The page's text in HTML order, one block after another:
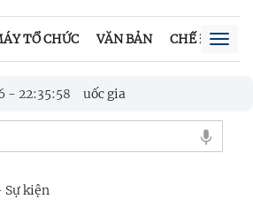
TỔ CHỨC VĂN BẢN CHẾ ĐỘ,
- 22:36:00
Nghề làm gốm ở Sa Huỳnh được
Nghề làm gốm ở Sa Huỳnh được
kiện